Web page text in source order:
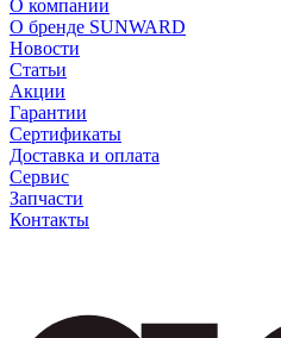
О компании
О бренде SUNWARD
Новости
Статьи
Акции
Гарантии
Сертификаты
Доставка и оплата
Сервис
Запчасти
Контакты